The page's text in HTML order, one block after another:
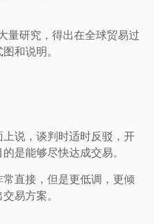
量研究，得出在全球贸易过
和说明。
说，谈判时适时反驳，开
是能够尽快达成交易。
直接，但是更低调，更倾
易方案。